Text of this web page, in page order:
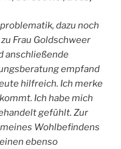
dazu noch
Frau Goldschweer
anschließende
empfand
hilfreich. Ich merke
Ich habe mich
gefühlt. Zur
Wohlbefindens
ebenso